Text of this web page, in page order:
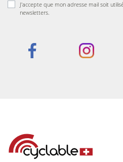
J'accepte que mon adresse mail soit
newsletters.